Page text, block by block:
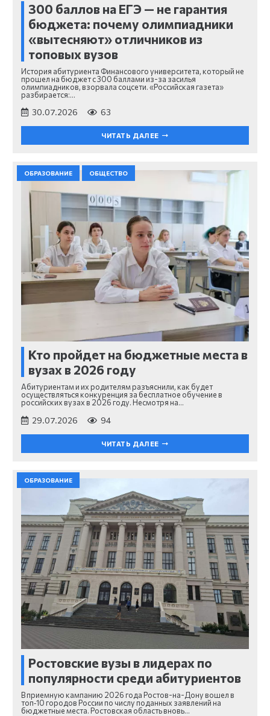
300 баллов на ЕГЭ — не гарантия
бюджета: почему олимпиадники
«вытесняют» отличников из
топовых вузов
История абитуриента Финансового университета, который не
прошел на бюджет с 300 баллами из-за засилья
олимпиадников, взорвала соцсети. «Российская газета»
разбирается:…
30.07.2026 63
ЧИТАТЬ ДАЛЕЕ
ОБРАЗОВАНИЕ ОБЩЕСТВО
Кто пройдет на бюджетные места в
вузах в 2026 году
Абитуриентам и их родителям разъяснили, как будет
осуществляться конкуренция за бесплатное обучение в
российских вузах в 2026 году. Несмотря на…
29.07.2026 94
ЧИТАТЬ ДАЛЕЕ
ОБРАЗОВАНИЕ
Ростовские вузы в лидерах по
популярности среди абитуриентов
В приемную кампанию 2026 года Ростов-на-Дону вошел в
топ‑10 городов России по числу поданных заявлений на
бюджетные места. Ростовская область вновь…